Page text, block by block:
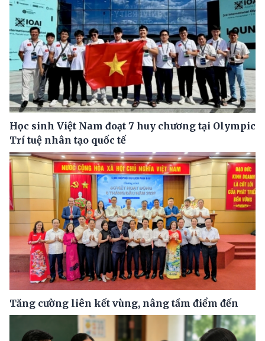
Học sinh Việt Nam đoạt 7 huy chương tại Olympic
Trí tuệ nhân tạo quốc tế
Tăng cường liên kết vùng, nâng tầm điểm đến